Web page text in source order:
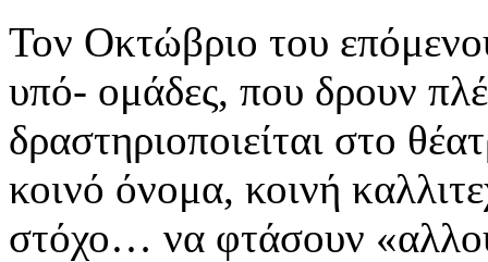
Τον Οκτώβριο του
υπό- ομάδες, που δρουν
δραστηριοποιείται στο
κοινό όνομα, κοινή
στόχο… να φτάσουν